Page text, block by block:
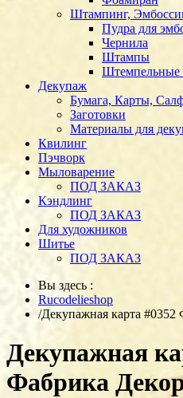
Штампинг,
Пудра для
Чернила
Штампы
Штемпельные
Декупаж
Бумага, Карты,
Заготовки
Материалы для
Квилинг
Пэчворк
Мыловарение
ПОД ЗАКАЗ
Кэндлинг
ПОД ЗАКАЗ
Для художников
Шитье
ПОД ЗАКАЗ
Вы здесь :
Rucodelieshop
/Декупажная карта #0352
Декупажная
Фабрика